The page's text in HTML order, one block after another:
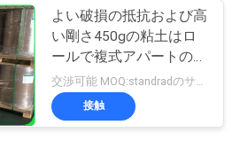
よい破損の抵抗および高
い剛さ450gの粘土はロ
ールで複式アパートのペ
ーパーに塗りました
交渉可能 MOQ:standradのサイズの1トン
接触